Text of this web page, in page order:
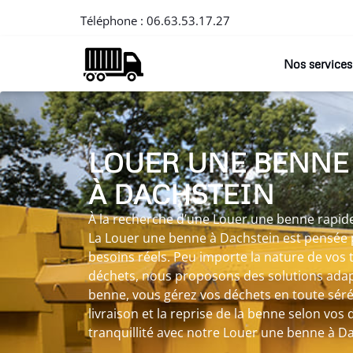
Téléphone : 06.63.53.17.27
Nos services
LOUER UNE BENNE
À DACHSTEIN
À la recherche d’une Louer une benne
La Louer une benne à Dachstein est
besoins réels. Peu importe la nature de vos
déchets, nous proposons des solutions
benne, vous gérez vos déchets en toute
livraison et la reprise de la benne selon vos
tranquillité avec notre Louer une benne à